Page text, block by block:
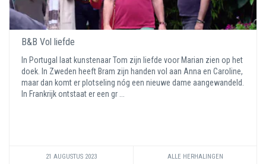
B&B Vol liefde
In Portugal laat kunstenaar Tom zijn liefde voor Marian zien op het
doek. In Zweden heeft Bram zijn handen vol aan Anna en Caroline,
maar dan komt er plotseling nóg een nieuwe dame aangewandeld.
In Frankrijk ontstaat er een gr ...
21 AUGUSTUS 2023 ALLE HERHALINGEN